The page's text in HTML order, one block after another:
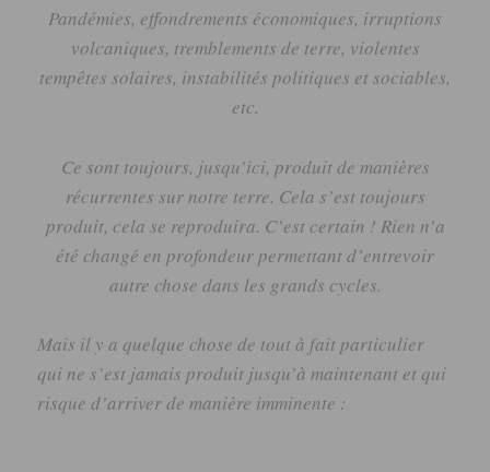
Pandémies, effondrements économiques, irruptions
volcaniques, tremblements de terre, violentes
tempêtes solaires, instabilités politiques et sociables,
etc.
Ce sont toujours, jusqu’ici, produit de manières
récurrentes sur notre terre. Cela s’est toujours
produit, cela se reproduira. C’est certain ! Rien n’a
été changé en profondeur permettant d’entrevoir
autre chose dans les grands cycles.
Mais il y a quelque chose de tout à fait particulier
qui ne s’est jamais produit jusqu’à maintenant et qui
risque d’arriver de manière imminente :